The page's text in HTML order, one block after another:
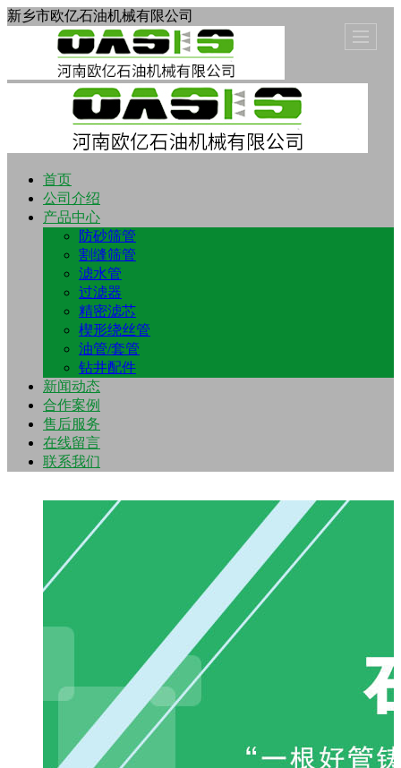
新乡市欧亿石油机械有限公司
首页
公司介绍
产品中心
防砂筛管
割缝筛管
滤水管
过滤器
精密滤芯
楔形绕丝管
油管/套管
钻井配件
新闻动态
合作案例
售后服务
在线留言
联系我们